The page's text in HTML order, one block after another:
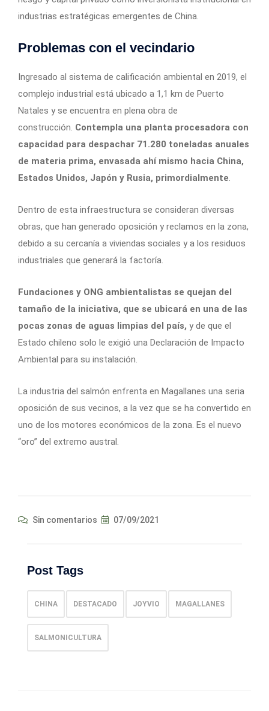
industrias estratégicas emergentes de China.
Problemas con el vecindario
Ingresado al sistema de calificación ambiental en 2019, el
complejo industrial está ubicado a 1,1 km de Puerto
Natales y se encuentra en plena obra de
construcción. Contempla una planta procesadora con
capacidad para despachar 71.280 toneladas anuales
de materia prima, envasada ahí mismo hacia China,
Estados Unidos, Japón y Rusia, primordialmente.
Dentro de esta infraestructura se consideran diversas
obras, que han generado oposición y reclamos en la zona,
debido a su cercanía a viviendas sociales y a los residuos
industriales que generará la factoría.
Fundaciones y ONG ambientalistas se quejan del
tamaño de la iniciativa, que se ubicará en una de las
pocas zonas de aguas limpias del país, y de que el
Estado chileno solo le exigió una Declaración de Impacto
Ambiental para su instalación.
La industria del salmón enfrenta en Magallanes una seria
oposición de sus vecinos, a la vez que se ha convertido en
uno de los motores económicos de la zona. Es el nuevo
“oro” del extremo austral.
Sin comentarios 07/09/2021
Post Tags
CHINA DESTACADO JOYVIO MAGALLANES
SALMONICULTURA